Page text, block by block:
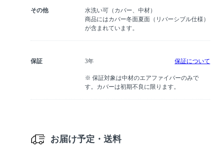
その他
水洗い可（カバー、中材）
商品にはカバー冬面夏面（リバーシブル仕様）
が含まれています。
保証 3年 保証について
※ 保証対象は中材のエアファイバーのみで
す。カバーは初期不良に限ります。
お届け予定・送料